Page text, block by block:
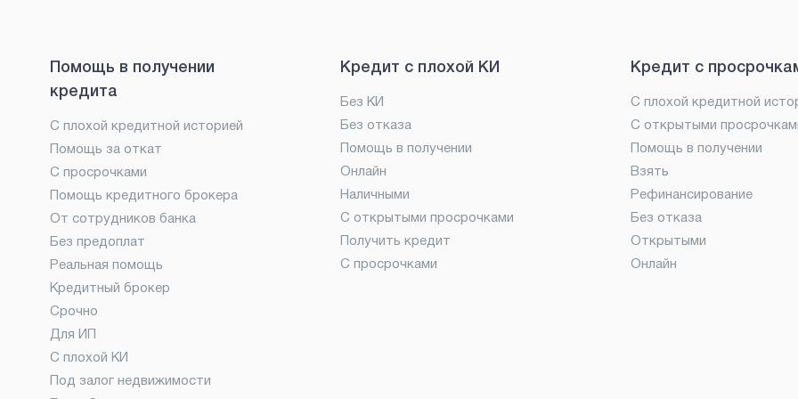
Помощь в получении
кредита
С плохой кредитной историей
Помощь за откат
С просрочками
Помощь кредитного брокера
От сотрудников банка
Без предоплат
Реальная помощь
Кредитный брокер
Срочно
Для ИП
С плохой КИ
Под залог недвижимости
Кредит с плохой КИ
Без КИ
Без отказа
Помощь в получении
Онлайн
Наличными
С открытыми просрочками
Получить кредит
С просрочками
Кредит с
С плохой кредитной
С открытыми
Помощь в получении
Взять
Рефинансирование
Без отказа
Открытыми
Онлайн